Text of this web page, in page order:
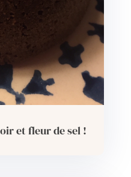
et fleur de sel !